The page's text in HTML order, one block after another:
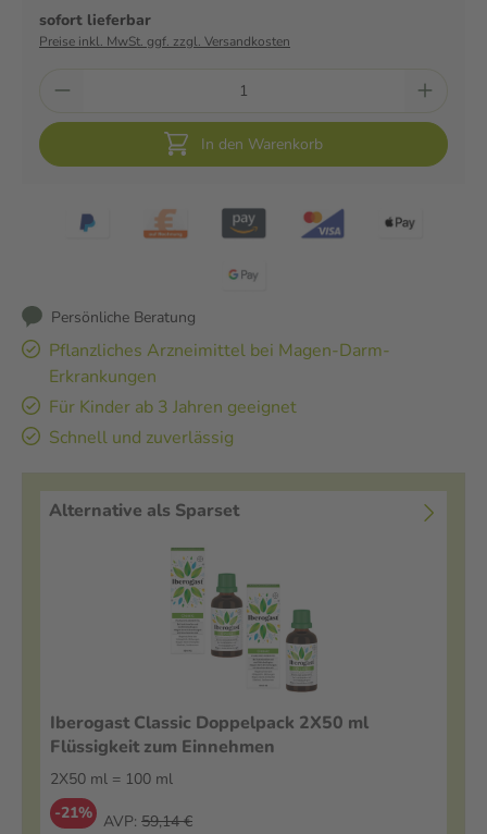
sofort lieferbar
Preise inkl. MwSt. ggf. zzgl. Versandkosten
In den Warenkorb
Persönliche Beratung
Pflanzliches Arzneimittel bei Magen-Darm-
Erkrankungen
Für Kinder ab 3 Jahren geeignet
Schnell und zuverlässig
Alternative als Sparset
Iberogast Classic Doppelpack 2X50 ml
Flüssigkeit zum Einnehmen
2X50 ml = 100 ml
-21% AVP: 59,14 €